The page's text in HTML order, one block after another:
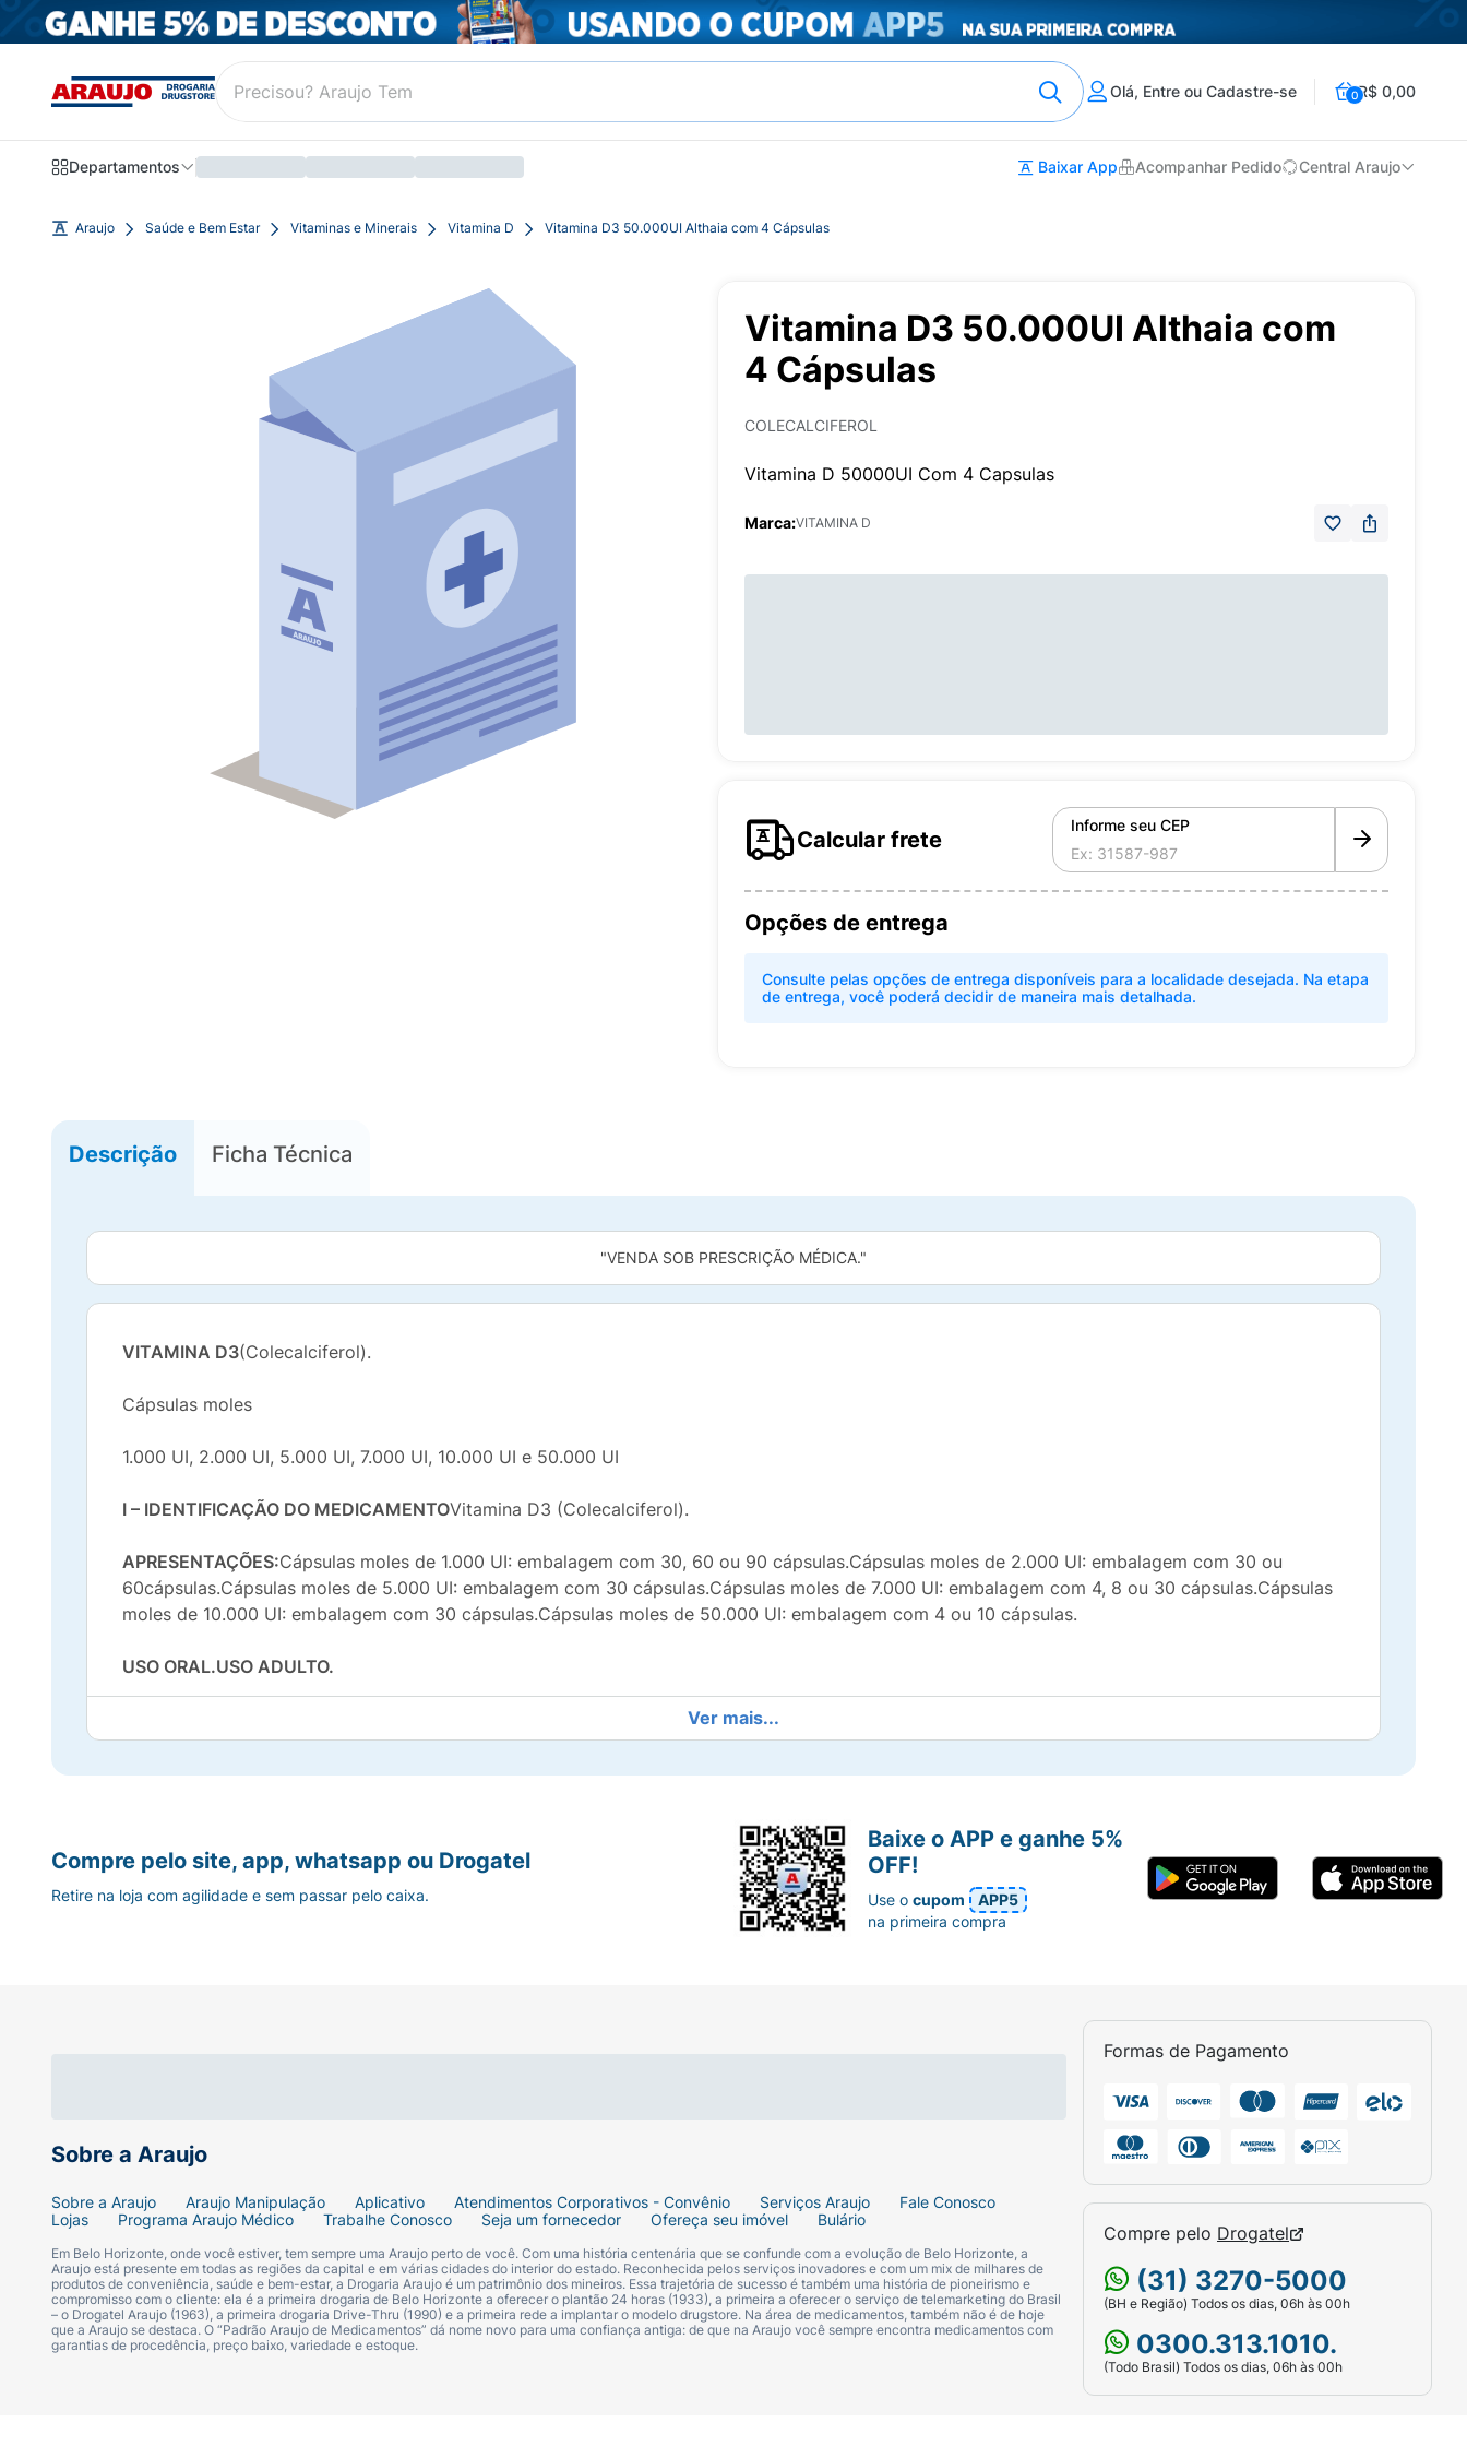
Olá, Entre ou Cadastre-se 0R$ 0,00
Departamentos Baixar App Acompanhar Pedido Central Araujo
Araujo Saúde e Bem Estar Vitaminas e Minerais Vitamina D Vitamina D3 50.000UI Althaia com 4 Cápsulas
Vitamina D3 50.000UI Althaia com
4 Cápsulas
COLECALCIFEROL
Vitamina D 50000UI Com 4 Capsulas
Marca:VITAMINA D
Calcular frete
Informe seu CEP
Opções de entrega
Consulte pelas opções de entrega disponíveis para a localidade desejada. Na etapa
de entrega, você poderá decidir de maneira mais detalhada.
Descrição Ficha Técnica
"VENDA SOB PRESCRIÇÃO MÉDICA."
VITAMINA D3(Colecalciferol).
Cápsulas moles
1.000 UI, 2.000 UI, 5.000 UI, 7.000 UI, 10.000 UI e 50.000 UI
I – IDENTIFICAÇÃO DO MEDICAMENTOVitamina D3 (Colecalciferol).
APRESENTAÇÕES:Cápsulas moles de 1.000 UI: embalagem com 30, 60 ou 90 cápsulas.Cápsulas moles de 2.000 UI: embalagem com 30 ou
60cápsulas.Cápsulas moles de 5.000 UI: embalagem com 30 cápsulas.Cápsulas moles de 7.000 UI: embalagem com 4, 8 ou 30 cápsulas.Cápsulas
moles de 10.000 UI: embalagem com 30 cápsulas.Cápsulas moles de 50.000 UI: embalagem com 4 ou 10 cápsulas.
USO ORAL.USO ADULTO.
Colecalciferol (equivalente a 1.000UI) ..........................................................................................1,00
mgExcipientes q.s.p. ........................................................................................................................1 cápsula
Cada cápsula mole de 2.000 UI contém:
Colecalciferol (equivalente a 2.000 UI) ............................................................................................2,00
mgExcipientes q.s.p. ..........................................................................................................................1 cápsula
Colecalciferol (equivalente a 5.000 UI).............................................................................................5,00
Excipientes: racealfatocoferol, triglicerídeos de cadeia média, óleo de soja, gelatina, glicerol, dióxido de titânio, amarelo de quinolína e água
Cada cápsula mole de 7.000 UI contém:
Colecalciferol (equivalente a 7.000 UI)..............................................................................................7,00
mgExcipientes* q.s.p. ...........................................................................................................................1 cápsula
Excipientes: racealfatocoferol, triglicerídeos de cadeia média, óleo de soja, gelatina, glicerol, vermelho carmina E120, amarelo de quinolina, dióxido
de titânio e água purificada.
Cada cápsula mole de 10.000 UI contém:
Colecalciferol (equivalente a 10.000 UI) .........................................................................................10,00
Ver mais...
Sobre a Araujo
Sobre a Araujo Araujo Manipulação Aplicativo Atendimentos Corporativos - Convênio Serviços Araujo
Fale Conosco
Lojas
Programa Araujo Médico Trabalhe Conosco Seja um fornecedor Ofereça seu imóvel Bulário
Em Belo Horizonte, onde você estiver, tem sempre uma Araujo perto de você. Com uma história centenária que se confunde com a evolução de Belo Horizonte, a
Araujo está presente em todas as regiões da capital e em várias cidades do interior do estado. Reconhecida pelos serviços inovadores e com um mix de milhares de
produtos de conveniência, saúde e bem-estar, a Drogaria Araujo é um patrimônio dos mineiros. Essa trajetória de sucesso é também uma história de pioneirismo e
compromisso com o cliente: ela é a primeira drogaria de Belo Horizonte a oferecer o plantão 24 horas (1933), a primeira a oferecer o serviço de telemarketing do Brasil
– o Drogatel Araujo (1963), a primeira drogaria Drive-Thru (1990) e a primeira rede a implantar o modelo drugstore. Na área de medicamentos, também não é de hoje
que a Araujo se destaca. O “Padrão Araujo de Medicamentos” dá nome novo para uma confiança antiga: de que na Araujo você sempre encontra medicamentos com
garantias de procedência, preço baixo, variedade e estoque.
Formas de Pagamento
Compre pelo Drogatel
(31) 3270-5000
(BH e Região) Todos os dias, 06h às 00h
0300.313.1010.
(Todo Brasil) Todos os dias, 06h às 00h
Compre pelo site, app, whatsapp ou Drogatel
Retire na loja com agilidade e sem passar pelo caixa.
Baixe o APP e ganhe 5%
OFF!
Use ocupom
APP5
na primeira compra